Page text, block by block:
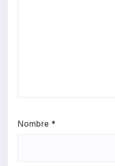
Nombre *